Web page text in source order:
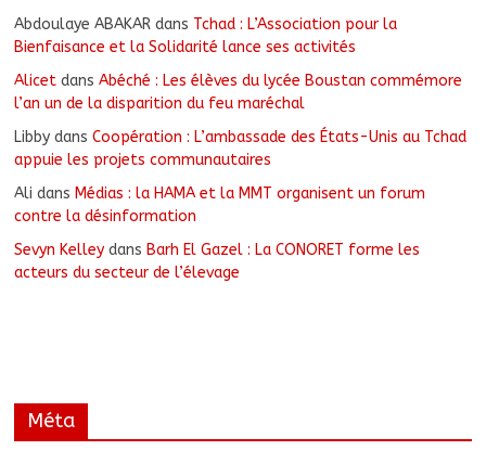
Abdoulaye ABAKAR dans Tchad : L’Association pour la
Bienfaisance et la Solidarité lance ses activités
Alicet dansAbéché : Les élèves du lycée Boustan commémore
l’an un de la disparition du feu maréchal
Libby dansCoopération : L’ambassade des États-Unis au Tchad
appuie les projets communautaires
Ali dans Médias : la HAMA et la MMT organisent un forum
contre la désinformation
Sevyn Kelley dans Barh El Gazel : La CONORET forme les
acteurs du secteur de l’élevage
Méta